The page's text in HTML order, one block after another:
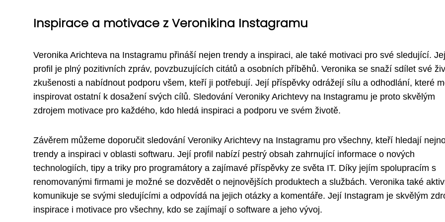
Inspirace a motivace z Veronikina Instagramu
Veronika Arichteva na Instagramu přináší nejen trendy a inspiraci, ale také motivaci pro své sledující.
profil je plný pozitivních zpráv, povzbuzujících citátů a osobních příběhů. Veronika se snaží sdílet své
zkušenosti a nabídnout podporu všem, kteří ji potřebují. Její příspěvky odrážejí sílu a odhodlání, které
inspirovat ostatní k dosažení svých cílů. Sledování Veroniky Arichtevy na Instagramu je proto skvělým
zdrojem motivace pro každého, kdo hledá inspiraci a podporu ve svém životě.
Závěrem můžeme doporučit sledování Veroniky Arichtevy na Instagramu pro všechny, kteří hledají
trendy a inspiraci v oblasti softwaru. Její profil nabízí pestrý obsah zahrnující informace o nových
technologiích, tipy a triky pro programátory a zajímavé příspěvky ze světa IT. Díky jejím spolupracím s
renomovanými firmami je možné se dozvědět o nejnovějších produktech a službách. Veronika také
komunikuje se svými sledujícími a odpovídá na jejich otázky a komentáře. Její Instagram je skvělým
inspirace i motivace pro všechny, kdo se zajímají o software a jeho vývoj.